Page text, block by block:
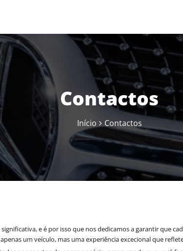
Contactos
Início Contactos
e é por isso que nos dedicamos a garantir que
um veículo, mas uma experiência excecional que